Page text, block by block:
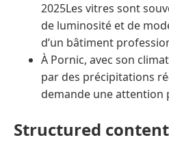
2025Les vitres sont
de luminosité et de
d’un bâtiment
À Pornic, avec son
par des précipitations
demande une attention
Structured content